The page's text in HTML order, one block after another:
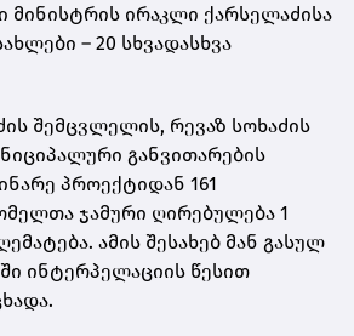
მინისტრის ირაკლი ქარსელაძისა
– 20 სხვადასხვა
შემცვლელის, რევაზ სოხაძის
განვითარების
პროექტიდან 161
ჯამური ღირებულება 1
ამის შესახებ მან გასულ
ინტერპელაციის წესით